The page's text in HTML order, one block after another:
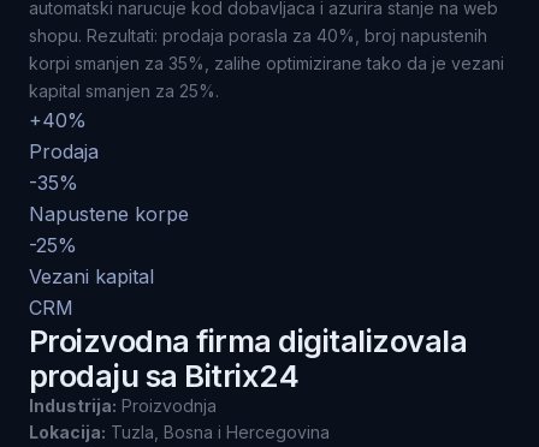
automatski narucuje kod dobavljaca i azurira stanje na web
shopu. Rezultati: prodaja porasla za 40%, broj napustenih
korpi smanjen za 35%, zalihe optimizirane tako da je vezani
kapital smanjen za 25%.
+40%
Prodaja
-35%
Napustene korpe
-25%
Vezani kapital
CRM
Proizvodna firma digitalizovala
prodaju sa Bitrix24
Industrija: Proizvodnja
Lokacija: Tuzla, Bosna i Hercegovina